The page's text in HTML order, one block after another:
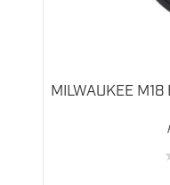
MILWAUKEE